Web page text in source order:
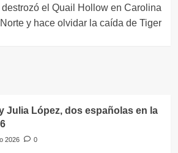
destrozó el Quail Hollow en Carolina
y hace olvidar la caída de Tiger
Julia López, dos españolas en la
2026
0